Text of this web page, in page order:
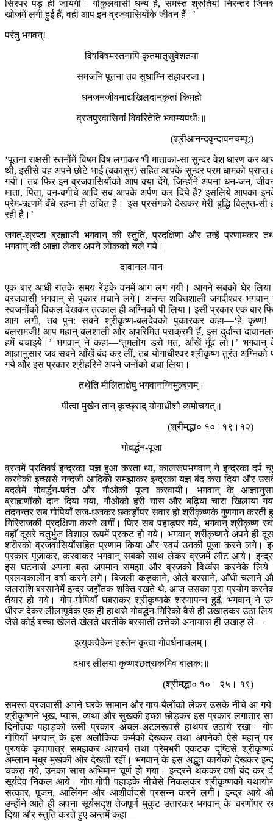
सिरपर पड़ ही जायगी। गोकुलवासी धन्य हैं, समस्त श्रुतियाँ निरन्तर
खोजमें लगी हुई हैं, वही आप इन व्रजवासियोंके जीवन हैं।’
परंतु भगवन्!
विषविषमस्तनापि कृतमातृसुवेशतया
समजनि पूतना तव सुधाम्नि सहावरजा।
धनजनजीवनाद्यखिलदानकृतां किमहो
व्रजपुरवासिनां विवरितेति भवाम्यपधी:॥
(श्रीआनन्दवृन्दावनचम्पू:)
‘पूतना राक्षसी स्तनोंमें विषम विष लगाकर भी माताका-सा सुन्दर वेश धारण कर
थी, इसीसे वह अपने छोटे भाई (बकासुर) सहित आपके सुन्दर परम धामको प्राप्त
गयी। तब फिर इन व्रजवासियोंको आप क्या देंगे, जिन्होंने अपना धन-जन,
माता, पिता, वन-बगीचे आदि सब आपके अर्पण कर दिये हैं? इसलिये आपका
प्रेम-ऋणमें बँधे रहना ही उचित है। इस प्रसंगको देखकर मेरी बुद्धि विलुप्त-सी
रही है।’
जगत्-स्रष्टा ब्रह्माजी भगवान् की स्तुति, प्रदक्षिणा और उन्हें प्रणामकर
भगवान् की आज्ञा लेकर अपने लोकको चले गये।
दावानल-पान
एक बार आधी रातके समय रेंड़के वनमें आग लग गयी। आगने सबको घेर
व्रजवासी भगवान् से पुकार मचाने लगे। अनन्त शक्तिशाली जगदीश्वर भगवान्
स्वजनोंको विकल देखकर तत्काल ही अग्निको पी लिया। इसी प्रकार एक बार
आग लगी, तब पुन: सबने श्रीकृष्ण-बलदेवको पुकारकर कहा—‘हे कृष्ण!
बलरामजी! आप महान् बलशाली और अपरिमित पराक्रमी हैं, इस दुर्दान्त
हमें बचाइये।’ भगवान् ने कहा—‘तुमलोग डरो मत, आँखें मूँद लो।’ भगवान्
आज्ञानुसार जब सबने आँखें बंद कर लीं, तब योगाधीश्वर श्रीकृष्ण तुरंत अग्निको
गये और इस प्रकार श्रीहरिने अपने जनोंको बचा लिया।
तथेति मीलिताक्षेषु भगवानग्निमुल्बणम्।
पीत्वा मुखेन तान् कृच्छ्राद् योगाधीशो व्यमोचयत्॥
(श्रीमद्भा० १०।१९।१२)
गोवर्द्धन-पूजा
व्रजमें प्रतिवर्ष इन्द्रका यज्ञ हुआ करता था, कालरूपभगवान् ने इन्द्रका दर्प
करनेकी इच्छासे नन्दजी आदिको समझाकर इन्द्रका यज्ञ बंद करा दिया और
बदलेमें गोवर्द्धन-पर्वत और गौओंकी पूजा करवायी। भगवान् के
ब्राह्मणोंको दान दिया गया, गौओंको हरी घास और बढ़िया चारा खिलाया
तदनन्तर सब गोपियाँ सज-धजकर छकड़ोंपर सवार हो श्रीकृष्णके गुणगान करती
गिरिराजकी प्रदक्षिणा करने लगीं। फिर सब पहाड़पर गये, भगवान् श्रीकृष्ण
वहाँ दूसरे चतुर्भुज विशाल रूपमें प्रकट हो गये। भगवान् श्रीकृष्णने अपने ही
शरीरको व्रजवासियोंसहित प्रणाम किया और स्वयं उनकी पूजा करने लगे।
प्रकार पूजाकर, करवाकर भगवान् सबको साथ लेकर व्रजमें लौट आये।
इस घटनासे अपना बड़ा अपमान समझा और व्रजको विध्वंस करनेके लिये
प्रलयकालीन वर्षा करने लगे। बिजली कड़काने, ओले बरसाने, आँधी चलाने
जलराशि बरसानेमें इन्द्र जहाँतक शक्ति रखते थे, आज उसका पूरा प्रयोग
तैयार हो गये। गोप-गोपियाँ घबराकर श्रीकृष्णके शरणापन्न हुईं, भगवान् ने
धीरज देकर लीलापूर्वक एक ही हाथसे गोवर्द्धन-गिरिको वैसे ही उखाड़कर उठा
जैसे कोई बच्चा खेलते-खेलते धरतीके बरसाती छत्तेको अनायास ही उखाड़ ले—
इत्युक्त्वैकेन हस्तेन कृत्वा गोवर्धनाचलम्।
दधार लीलया कृष्णश्छत्राकमिव बालक:॥
(श्रीमद्भा० १०। २५। १९)
समस्त व्रजवासी अपने घरके सामान और गाय-बैलोंको लेकर उसके नीचे आ
श्रीकृष्णने भूख, प्यास, व्यथा और सुखकी इच्छा छोड़कर इस प्रकार लगातार
दिनोंतक पहाड़को उसी प्रकार अचल-अटलरूपसे हाथपर उठाये रखा।
गोपियाँ भगवान् के इस अलौकिक कर्मको देखकर तथा अपनेको ऐसे महान्
पुरुषके कृपापात्र समझकर आश्चर्य तथा प्रेमभरी एकटक दृष्टिसे
अम्लान मधुर मुखकी ओर देखती रहीं। भगवान् के इस अद्भुत कार्यको देखकर
चकरा गये, उनका सारा अभिमान चूर्ण हो गया। इन्द्रने थककर वर्षा बंद कर
सूर्यदेव निकल आये। गोप-गोपी पहाड़के नीचेसे निकलकर श्रीकृष्णको
सत्कार, पूजन, आलिंगन और आशीर्वादसे प्रसन्न करने लगीं। इन्द्र आये
उन्होंने आते ही अपना सूर्यसदृश तेजपूर्ण मुकुट उतारकर भगवान् के चरणोंपर
दिया और स्तुति करते हुए अन्तमें कहा—